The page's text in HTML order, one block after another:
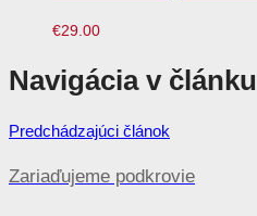
€29.00
Navigácia v článku
Predchádzajúci článok
Zariaďujeme podkrovie